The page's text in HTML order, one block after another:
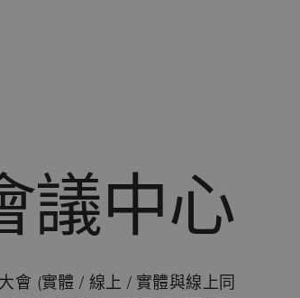
議中心
會 (實體 / 線上 / 實體與線上同